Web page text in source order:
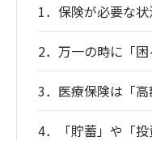
1．保険が必要な
2．万一の時に「
3．医療保険は「
4．「貯蓄」や「